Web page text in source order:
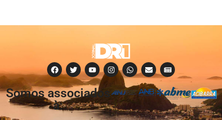
Somos associados
à: